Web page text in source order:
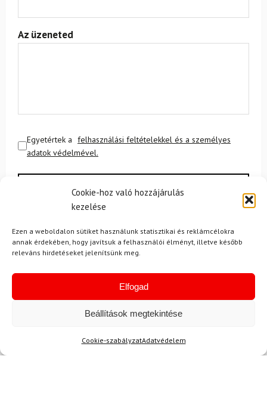
Cookie-hoz való hozzájárulás
kezelése
Ezen a weboldalon sütiket használunk statisztikai és reklámcélokra
annak érdekében, hogy javítsuk a felhasználói élményt, illetve később
releváns hirdetéseket jelenítsünk meg.
Elfogad
Beállítások megtekintése
Cookie-szabályzatAdatvédelem
Az üzeneted
Egyetértek a felhasználási feltételekkel és a személyes
adatok védelmével.
Ajánlott NEMRÉG MEGTEKINTETT
-12%